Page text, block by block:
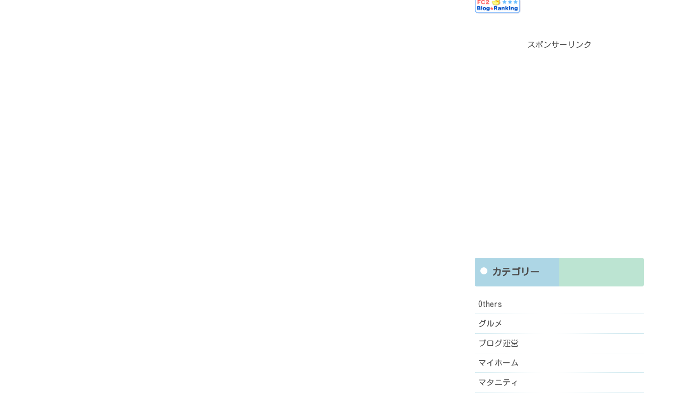
スポンサーリンク
カテゴリー
Others
グルメ
ブログ運営
マイホーム
マタニティ